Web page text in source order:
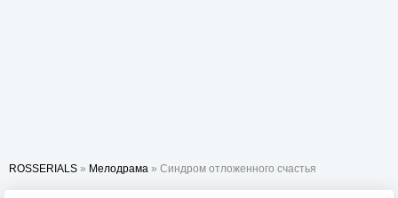
ROSSERIALS » Мелодрама » Синдром отложенного счастья